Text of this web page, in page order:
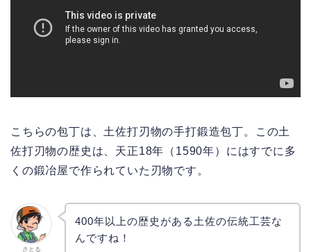
こちらの包丁は、土佐打刃物の手打鍛造包丁。この土
佐打刃物の歴史は、天正18年（1590年）にはすでに多
くの鍛冶屋で作られていた刃物です。
さとる
400年以上の歴史がある土佐の伝統工芸な
んですね！